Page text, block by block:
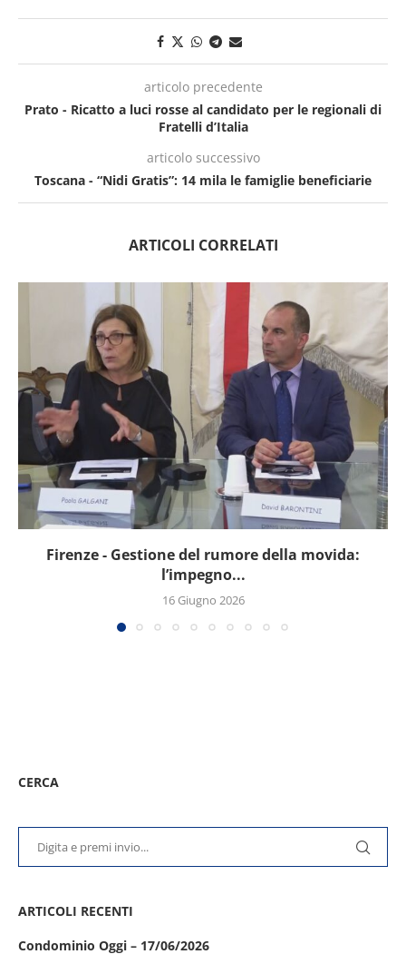
articolo precedente
Prato - Ricatto a luci rosse al candidato per le regionali di
Fratelli d’Italia
articolo successivo
Toscana - “Nidi Gratis”: 14 mila le famiglie beneficiarie
ARTICOLI CORRELATI
Firenze - Gestione del rumore della movida:
l’impegno...
16 Giugno 2026
CERCA
ARTICOLI RECENTI
Condominio Oggi – 17/06/2026